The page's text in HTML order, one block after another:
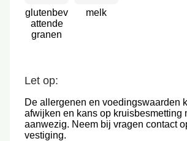
glutenbev
attende
granen
melk
Let op:
De allergenen en voedingswaarden
afwijken en kans op kruisbesmetting
aanwezig. Neem bij vragen contact
vestiging.